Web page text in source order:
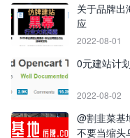
关于品牌出
应
2022-08-01
0元建站计
2022-08-02
@割韭菜基
不要当缩头